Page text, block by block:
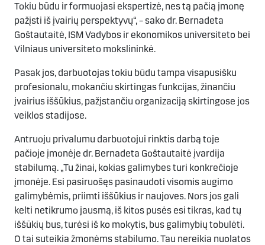
Tokiu būdu ir formuojasi ekspertizė, nes tą pačią įmonę
pažįsti iš įvairių perspektyvų“, – sako dr. Bernadeta
Goštautaitė, ISM Vadybos ir ekonomikos universiteto bei
Vilniaus universiteto mokslininkė.
Pasak jos, darbuotojas tokiu būdu tampa visapusišku
profesionalu, mokančiu skirtingas funkcijas, žinančiu
įvairius iššūkius, pažįstančiu organizaciją skirtingose jos
veiklos stadijose.
Antruoju privalumu darbuotojui rinktis darbą toje
pačioje įmonėje dr. Bernadeta Goštautaitė įvardija
stabilumą. „Tu žinai, kokias galimybes turi konkrečioje
įmonėje. Esi pasiruošęs pasinaudoti visomis augimo
galimybėmis, priimti iššūkius ir naujoves. Nors jos gali
kelti netikrumo jausmą, iš kitos pusės esi tikras, kad tų
iššūkių bus, turėsi iš ko mokytis, bus galimybių tobulėti.
O tai suteikia žmonėms stabilumo. Tau nereikia nuolatos